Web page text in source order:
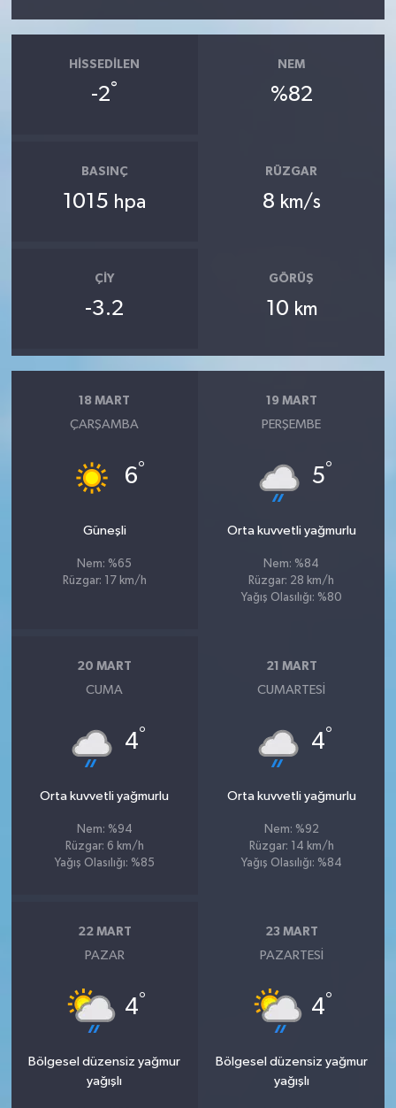
HISSEDILEN
-2°
NEM
%82
BASINÇ
1015 hpa
RÜZGAR
8 km/s
ÇIY
-3.2
GÖRÜŞ
10 km
18 MART
ÇARŞAMBA
6°
Güneşli
Nem: %65
Rüzgar: 17 km/h
19 MART
PERŞEMBE
5°
Orta kuvvetli yağmurlu
Nem: %84
Rüzgar: 28 km/h
Yağış Olasılığı: %80
20 MART
CUMA
4°
Orta kuvvetli yağmurlu
Nem: %94
Rüzgar: 6 km/h
Yağış Olasılığı: %85
21 MART
CUMARTESI
4°
Orta kuvvetli yağmurlu
Nem: %92
Rüzgar: 14 km/h
Yağış Olasılığı: %84
22 MART
PAZAR
4°
Bölgesel düzensiz yağmur
yağışlı
23 MART
PAZARTESI
4°
Bölgesel düzensiz yağmur
yağışlı